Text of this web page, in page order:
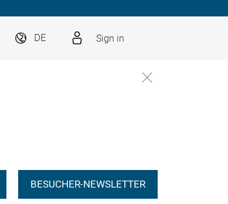
DE Sign in
BESUCHER-NEWSLETTER